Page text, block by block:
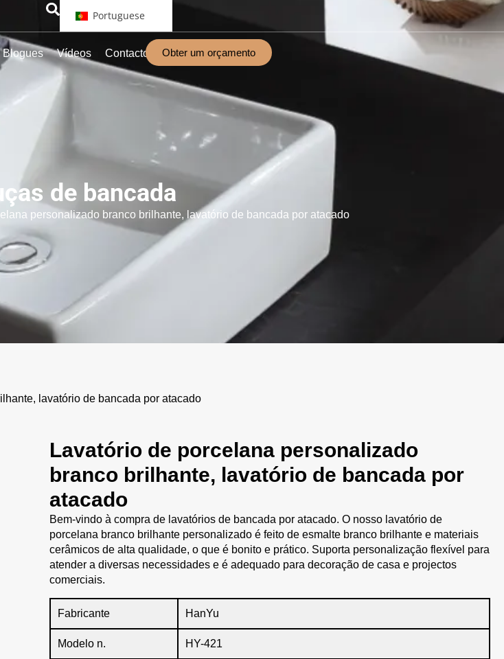
Portuguese
Blogues Vídeos Contacto Obter um orçamento
de bancada
personalizado branco brilhante, lavatório de bancada por atacado
lavatório de bancada por atacado
Lavatório de porcelana personalizado
branco brilhante, lavatório de bancada por
atacado
Bem-vindo à compra de lavatórios de bancada por atacado. O nosso lavatório de
porcelana branco brilhante personalizado é feito de esmalte branco brilhante e materiais
cerâmicos de alta qualidade, o que é bonito e prático. Suporta personalização flexível para
atender a diversas necessidades e é adequado para decoração de casa e projectos
comerciais.
Fabricante HanYu
Modelo n. HY-421